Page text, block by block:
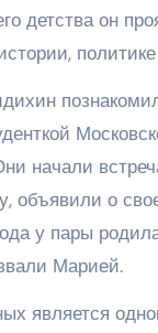
детства он
начали
объявили о
у пары
Марией.
является